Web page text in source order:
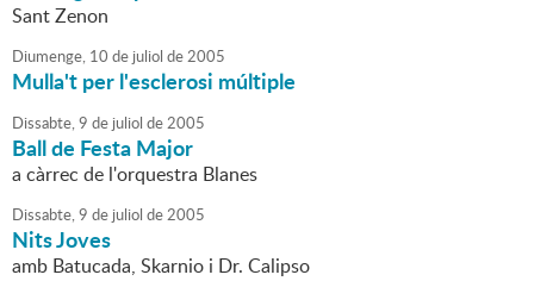
Sant Zenon
Diumenge, 10 de juliol de2005
Mulla't per l'esclerosi múltiple
Dissabte,9 de juliol de2005
Ball de Festa Major
a càrrec de l'orquestra Blanes
Dissabte,9 de juliol de2005
Nits Joves
amb Batucada, Skarnio i Dr. Calipso